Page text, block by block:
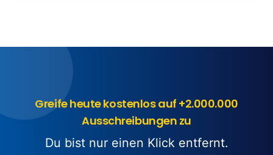
Greife heute kostenlos auf +2.000.000
Ausschreibungen zu
Du bist nur einen Klick entfernt.